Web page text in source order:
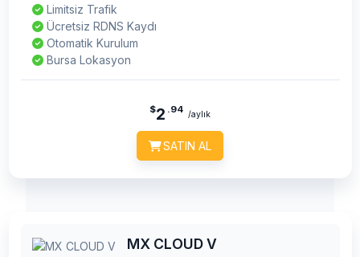
Limitsiz Trafik
Ücretsiz RDNS Kaydı
Otomatik Kurulum
Bursa Lokasyon
$2 .94 /aylık
SATIN AL
MX CLOUD V